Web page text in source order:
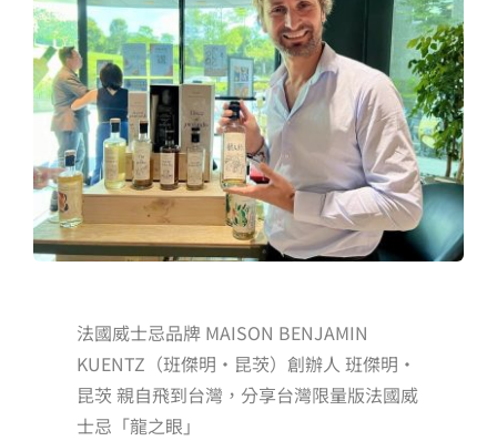
法國威士忌品牌 MAISON BENJAMIN
KUENTZ（班傑明‧昆茨）創辦人 班傑明·
昆茨 親自飛到台灣，分享台灣限量版法國威
士忌「龍之眼」